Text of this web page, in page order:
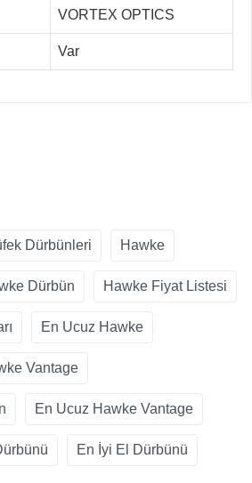
VORTEX OPTICS
Var
Dürbünleri Hawke
Dürbün Hawke Fiyat Listesi
En Ucuz Hawke
Vantage
En Ucuz Hawke Vantage
En İyi El Dürbünü